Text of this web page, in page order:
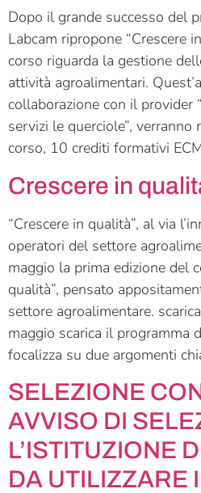
Dopo il grande successo del
Labcam ripropone “Crescere
corso riguarda la gestione
attività agroalimentari.
collaborazione con il provider
servizi le querciole”,
corso, 10 crediti formativi
Crescere in
“Crescere in qualità”, al via
operatori del settore
maggio la prima edizione del
qualità”, pensato
settore agroalimentare.
maggio scarica il programma
focalizza su due argomenti
SELEZIONE
AVVISO DI
L’ISTITUZIONE
DA UTILIZZARE